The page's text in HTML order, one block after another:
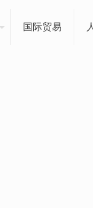
国际贸易